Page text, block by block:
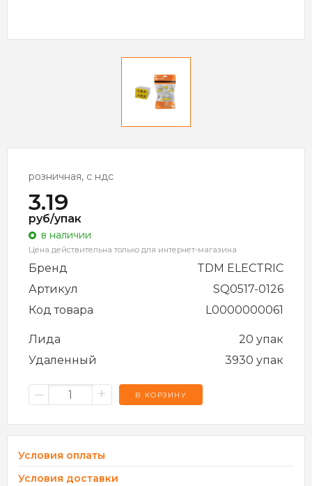
розничная, с ндс
3.19
руб/упак
в наличии
Цена действительна только для интернет-магазина
Бренд
TDM ELECTRIC
Артикул
SQ0517-0126
Код товара
L0000000061
Лида
20 упак
Удаленный
3930 упак
– + В КОРЗИНУ
Условия оплаты
Условия доставки